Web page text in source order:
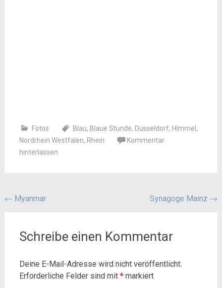
Fotos Blau, Blaue Stunde, Düsseldorf, HImmel ,
Nordrhein Westfalen, Rhein
Kommentar
hinterlassen
Beitragsnavigation
← Myanmar Synagoge Mainz →
Schreibe einen Kommentar
Deine E-Mail-Adresse wird nicht veröffentlicht.
Erforderliche Felder sind mit *markiert